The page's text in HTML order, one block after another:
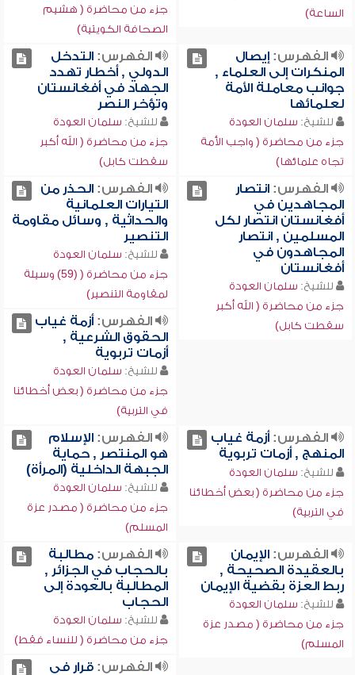
الساعة)
جزء من محاضرة ( هشيم
الصحافة الكويتية)
الفهرس:إيصال
المنكرات إلى العلماء ,
جوانب معاملة الأمة
لعلمائها
للشيخ: سلمان العودة
جزء من محاضرة ( واجب الأمة
تجاه علمائها)
الفهرس:التدخل
الدولي , أخطار تهدد
الجهاد في أفغانستان
وتؤخر النصر
للشيخ: سلمان العودة
جزء من محاضرة ( الله أكبر
سقطت كابل)
الفهرس:انتصار
المجاهدين في
أفغانستان انتصار لكل
المسلمين , انتصار
المجاهدون في
أفغانستان
للشيخ: سلمان العودة
جزء من محاضرة ( الله أكبر
سقطت كابل)
الفهرس:الحذر من
التيارات العلمانية
والحداثية , وسائل مقاومة
التنصير
للشيخ: سلمان العودة
جزء من محاضرة ( (59) وسيلة
لمقاومة التنصير)
الفهرس:أزمة غياب
الحقوق الشرعية ,
أزمات تربوية
للشيخ: سلمان العودة
جزء من محاضرة ( بعض أخطائنا
في التربية)
الفهرس:أزمة غياب
المنهج , أزمات تربوية
للشيخ: سلمان العودة
جزء من محاضرة ( بعض أخطائنا
في التربية)
الفهرس:الإسلام
هو المنتصر , حماية
الجبهة الداخلية (المرأة)
للشيخ: سلمان العودة
جزء من محاضرة ( مصدر عزة
المسلم)
الفهرس:الإيمان
بالعقيدة الصحيحة ,
ربط العزة بقضية الإيمان
للشيخ: سلمان العودة
جزء من محاضرة ( مصدر عزة
المسلم)
الفهرس:مطالبة
بالحجاب في الجزائر ,
المطالبة بالعودة إلى
الحجاب
للشيخ: سلمان العودة
جزء من محاضرة ( للنساء فقط)
الفهرس:قرار في